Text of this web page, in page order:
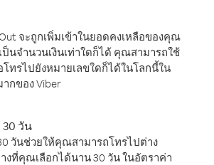
จะถูกเพิ่มเข้าในยอดคงเหลือของคุณ
นจำนวนเงินเท่าใดก็ได้ คุณสามารถใช้
ทรไปยังหมายเลขใดก็ได้ในโลกนี้ใน
กของ Viber
วัน
วันช่วยให้คุณสามารถโทรไปต่าง
งที่คุณเลือกได้นาน 30 วัน ในอัตราค่า